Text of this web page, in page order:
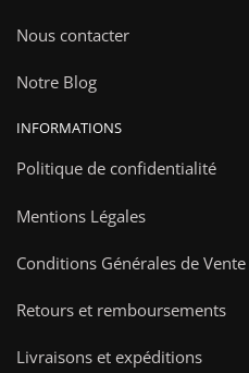
Nous contacter
Notre Blog
INFORMATIONS
Politique de confidentialité
Mentions Légales
Conditions Générales de Vente
Retours et remboursements
Livraisons et expéditions